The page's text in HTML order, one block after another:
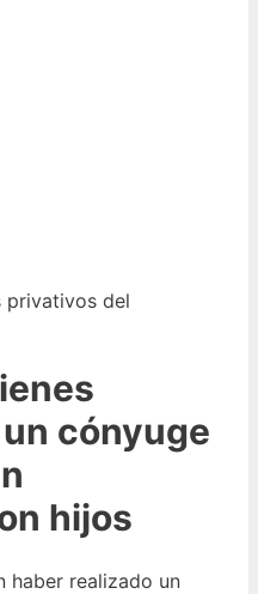
cónyuge
hijos
haber realizado un